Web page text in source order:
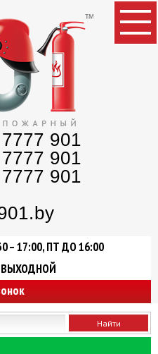
7777 901
7777 901
7777 901
– 17:00, ПТ ДО 16:00